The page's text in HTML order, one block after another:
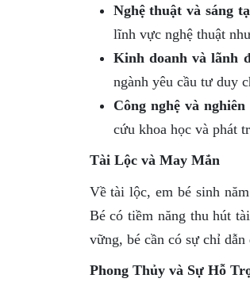
Nghệ thuật và sáng
lĩnh vực nghệ thuật
Kinh doanh và lãnh
ngành yêu cầu tư duy
Công nghệ và nghiên
cứu khoa học và phát
Tài Lộc và May Mắn
Về tài lộc, em bé sinh
Bé có tiềm năng thu hút
vững, bé cần có sự chỉ
Phong Thủy và Sự Hỗ